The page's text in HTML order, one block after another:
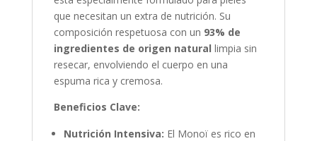
que necesitan un extra de nutrición. Su
composición respetuosa con un 93% de
ingredientes de origen natural limpia sin
resecar, envolviendo el cuerpo en una
espuma rica y cremosa.
Beneficios Clave:
Nutrición Intensiva: El Monoï es rico en